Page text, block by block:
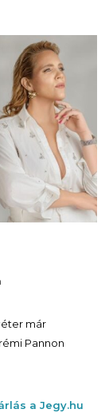
már
Pannon
a Jegy.hu